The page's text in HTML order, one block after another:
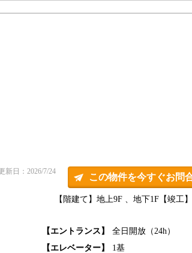
新日：2026/7/24
この物件を今すぐお問
【竣工
【階建て】地上9F 、地下1F
【エントランス】
全日開放（24h）
【エレベーター】 1基